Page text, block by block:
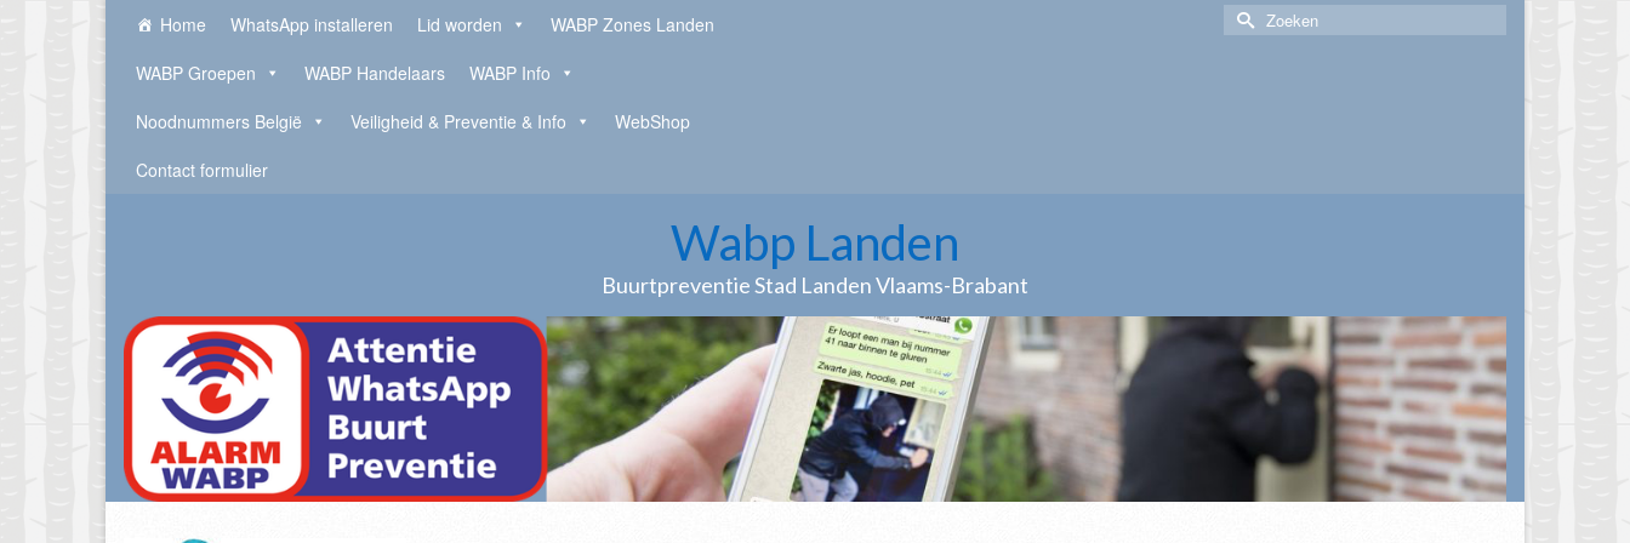
Home WhatsApp installeren Lid worden
WABP Zones Landen
WABP Groepen
WABP Handelaars
WABP Info
Noodnummers België
Veiligheid & Preventie & Info
WebShop
Contact formulier
Zoek
Wabp Landen
Buurtpreventie Stad Landen Vlaams-Brabant